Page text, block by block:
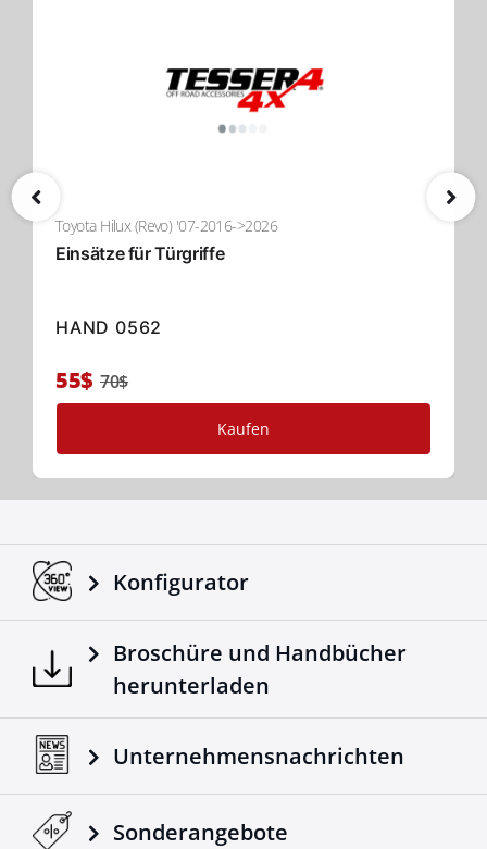
Toyota Hilux (Revo) '07-2016->2026
Einsätze für Türgriffe
HAND 0562
55$ 70$
Kaufen
Konfigurator
Broschüre und Handbücher
herunterladen
Unternehmensnachrichten
Sonderangebote